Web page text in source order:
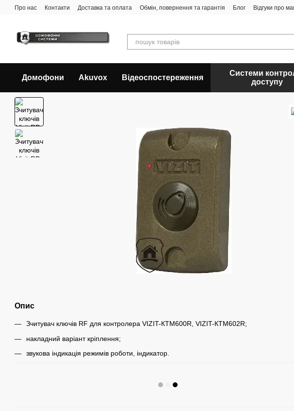
Перейти до основного контенту
Про нас Контакти Доставка та оплата Обмін, повернення та гарантія Блог Відгуки про
Домофони Akuvox Відеоспостереження
Системи
доступу
Опис
Зчитувач ключів RF для контролера VIZIT-КТМ600R, VIZIT-КТМ602R;
накладний варіант кріплення;
звукова індикація режимів роботи, індикатор.